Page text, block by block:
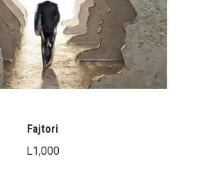
Fajtori
L1,000